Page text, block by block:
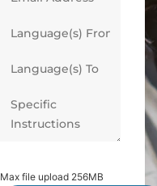
Max file upload 256MB